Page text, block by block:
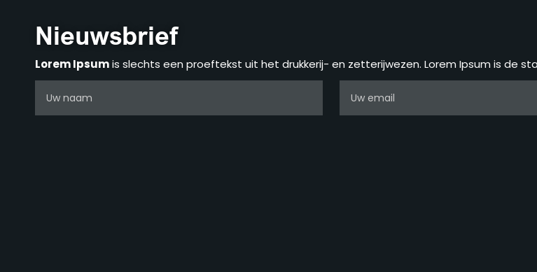
Nieuwsbrief
Lorem Ipsumis slechts een proeftekst uit het drukkerij- en zetterijwezen. Lorem Ipsum is de